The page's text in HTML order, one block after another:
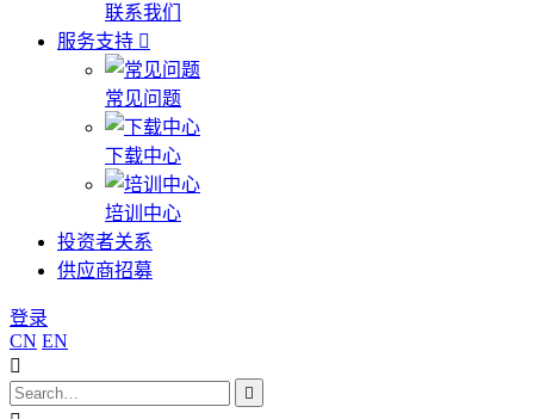
联系我们
服务支持
常见问题
下载中心
培训中心
投资者关系
供应商招募
登录
CN EN